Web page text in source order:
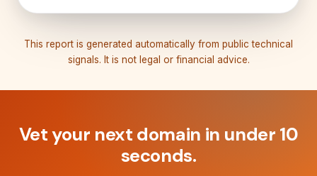
This report is generated automatically from public technical
signals. It is not legal or financial advice.
Vet your next domain in under 10
seconds.